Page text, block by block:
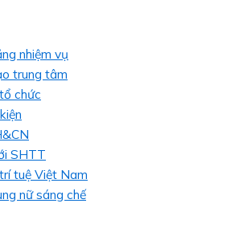
nhiệm vụ
trung tâm
chức
SHTT
tuệ Việt Nam
nữ sáng chế